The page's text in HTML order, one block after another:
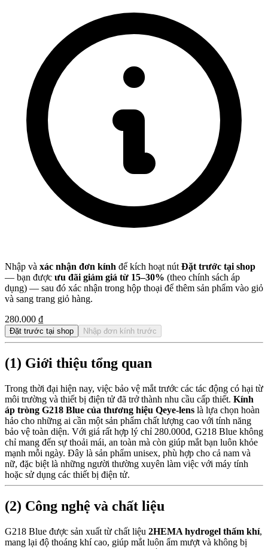
Nhập và xác nhận đơn kính để kích hoạt nút Đặt trước tại shop
— bạn được ưu đãi giảm giá từ 15–30% (theo chính sách áp
dụng) — sau đó xác nhận trong hộp thoại để thêm sản phẩm vào giỏ
và sang trang giỏ hàng.
280.000 ₫
Đặt trước tại shop Nhập đơn kính trước
(1) Giới thiệu tổng quan
Trong thời đại hiện nay, việc bảo vệ mắt trước các tác động có hại từ
môi trường và thiết bị điện tử đã trở thành nhu cầu cấp thiết. Kính
áp tròng G218 Blue của thương hiệu Qeye-lens là lựa chọn hoàn
hảo cho những ai cần một sản phẩm chất lượng cao với tính năng
bảo vệ toàn diện. Với giá rất hợp lý chỉ 280.000đ, G218 Blue không
chỉ mang đến sự thoải mái, an toàn mà còn giúp mắt bạn luôn khỏe
mạnh mỗi ngày. Đây là sản phẩm unisex, phù hợp cho cả nam và
nữ, đặc biệt là những người thường xuyên làm việc với máy tính
hoặc sử dụng các thiết bị điện tử.
(2) Công nghệ và chất liệu
G218 Blue được sản xuất từ chất liệu 2HEMA hydrogel thấm khí,
mang lại độ thoáng khí cao, giúp mắt luôn ẩm mượt và không bị